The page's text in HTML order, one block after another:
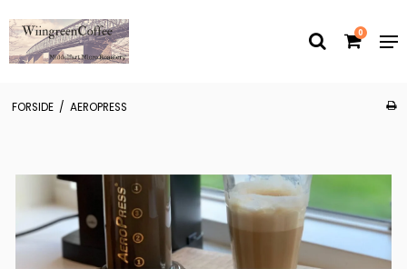
0
FORSIDE / AEROPRESS